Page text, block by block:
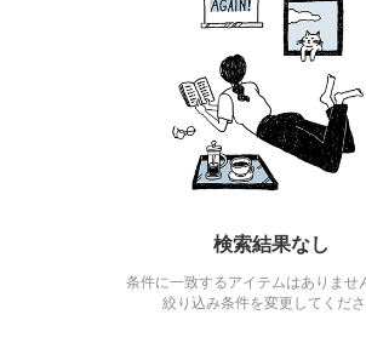
検索結果なし
条件に一致するアイテムはありませ
絞り込み条件を変更してくだ